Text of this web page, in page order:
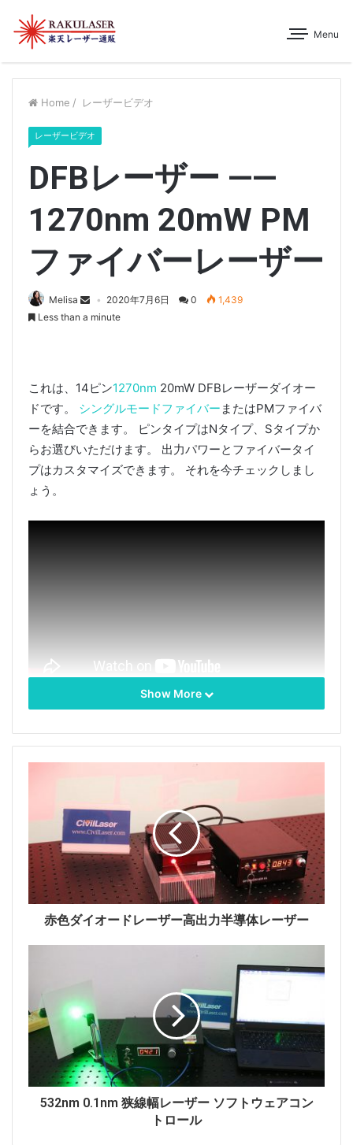
Menu
Home / レーザービデオ
レーザービデオ
DFBレーザー ——
1270nm 20mW PM
ファイバーレーザー
Melisa 2020年7月6日 0
1,439
Less than a minute
これは、14ピン1270nm 20mW DFBレーザーダイオー
ドです。 シングルモードファイバー またはPMファイバ
ーを結合できます。 ピンタイプはNタイプ、Sタイプか
らお選びいただけます。 出力パワーとファイバータイ
プはカスタマイズできます。 それを今チェックしまし
ょう。
Show More
赤色ダイオードレーザー高出力半導体レーザー
532nm 0.1nm 狭線幅レーザー ソフトウェアコン
トロール